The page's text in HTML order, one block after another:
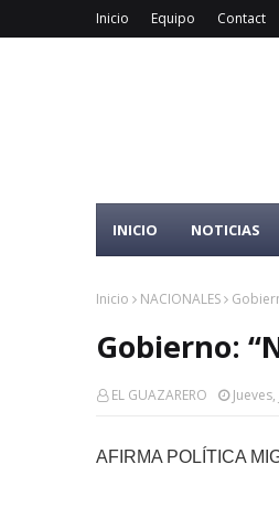
Inicio Equipo Contact
INICIO NOTICIAS
Inicio NACIONALES
Gobierno:
EL GUAZARERO
AFIRMA POLÍTICA